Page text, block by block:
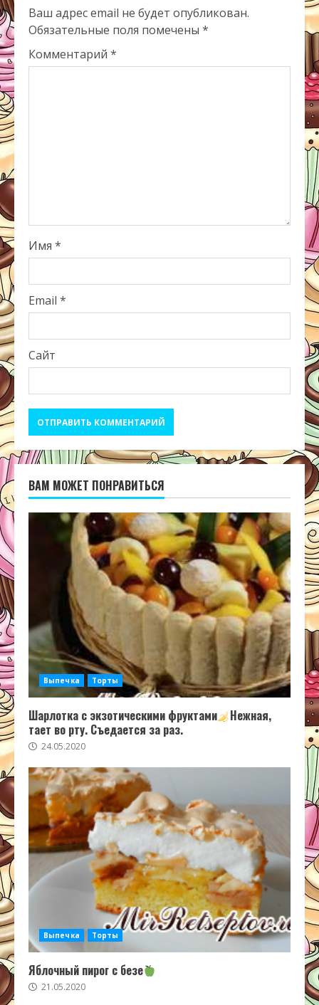
Ваш адрес email не будет опубликован.
Обязательные поля помечены *
Комментарий *
Имя *
Email *
Сайт
ВАМ МОЖЕТ ПОНРАВИТЬСЯ
Выпечка Торты
Шарлотка с экзотическими фруктами
Нежная,
тает во рту. Съедается за раз.
24.05.2020
Выпечка Торты
Яблочный пирог с безе
21.05.2020